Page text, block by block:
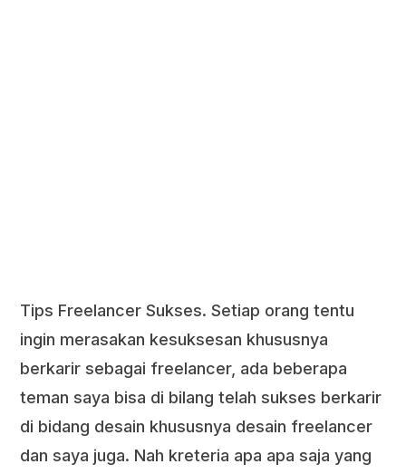
Tips Freelancer Sukses. Setiap orang tentu
ingin merasakan kesuksesan khususnya
berkarir sebagai freelancer, ada beberapa
teman saya bisa di bilang telah sukses berkarir
di bidang desain khususnya desain freelancer
dan saya juga. Nah kreteria apa apa saja yang